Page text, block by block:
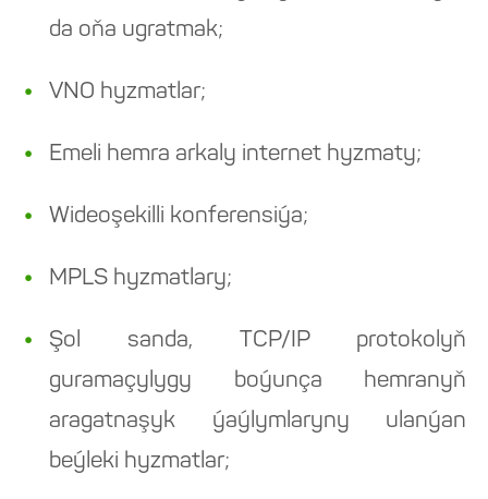
da oňa ugratmak;
VNO hyzmatlar;
Emeli hemra arkaly internet hyzmaty;
Wideoşekilli konferensiýa;
MPLS hyzmatlary;
Şol sanda, TCP/IP protokolyň
guramaçylygy boýunça hemranyň
aragatnaşyk ýaýlymlaryny ulanýan
beýleki hyzmatlar;